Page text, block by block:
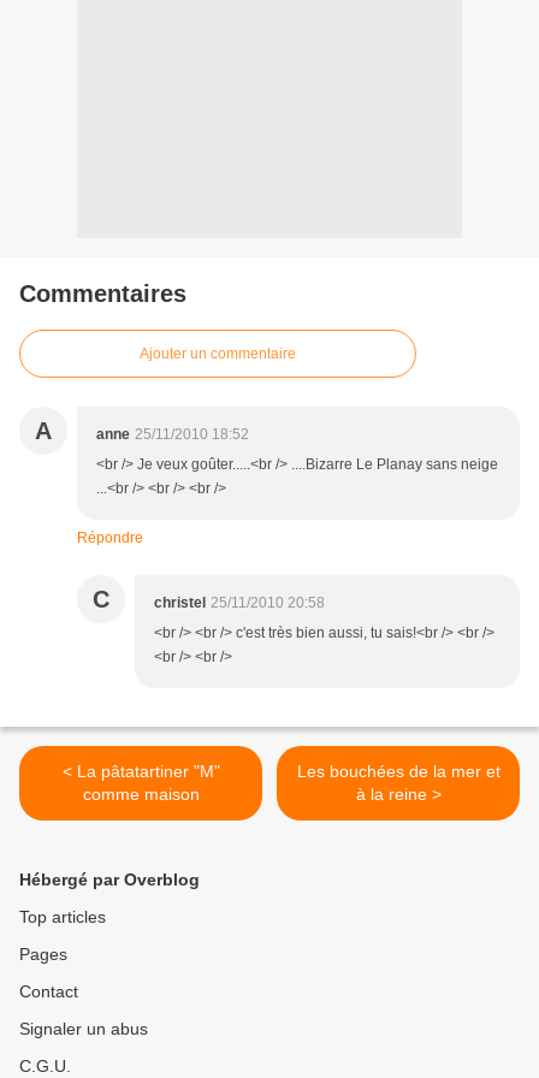
Commentaires
Ajouter un commentaire
A anne 25/11/2010 18:52
<br /> Je veux goûter.....<br /> ....Bizarre Le Planay sans neige
...<br /> <br /> <br />
Répondre
C christel 25/11/2010 20:58
<br /> <br /> c'est très bien aussi, tu sais!<br /> <br />
<br /> <br />
< La pâtatartiner "M"
comme maison
Les bouchées de la mer et
à la reine >
Hébergé par Overblog
Top articles
Pages
Contact
Signaler un abus
C.G.U.